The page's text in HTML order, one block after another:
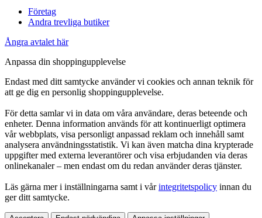
Företag
Andra trevliga butiker
Ångra avtalet här
Anpassa din shoppingupplevelse
Endast med ditt samtycke använder vi cookies och annan teknik för
att ge dig en personlig shoppingupplevelse.
För detta samlar vi in data om våra användare, deras beteende och
enheter. Denna information används för att kontinuerligt optimera
vår webbplats, visa personligt anpassad reklam och innehåll samt
analysera användningsstatistik. Vi kan även matcha dina krypterade
uppgifter med externa leverantörer och visa erbjudanden via deras
onlinekanaler – men endast om du redan använder deras tjänster.
Läs gärna mer i inställningarna samt i vårintegritetspolicy innan du
ger ditt samtycke.